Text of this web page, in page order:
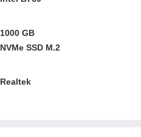
1000 GB
NVMe SSD M.2
Realtek